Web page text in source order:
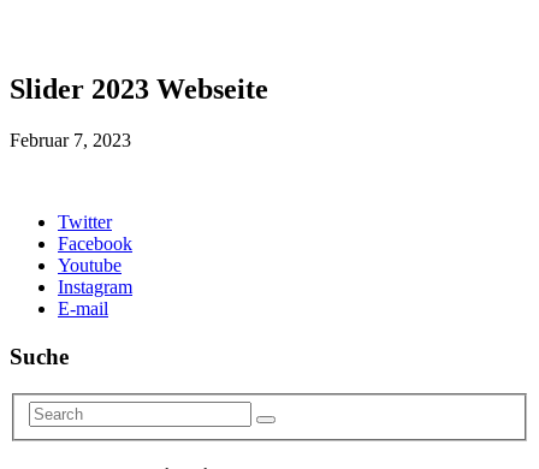
Slider 2023 Webseite
Februar 7, 2023
Twitter
Facebook
Youtube
Instagram
E-mail
Suche